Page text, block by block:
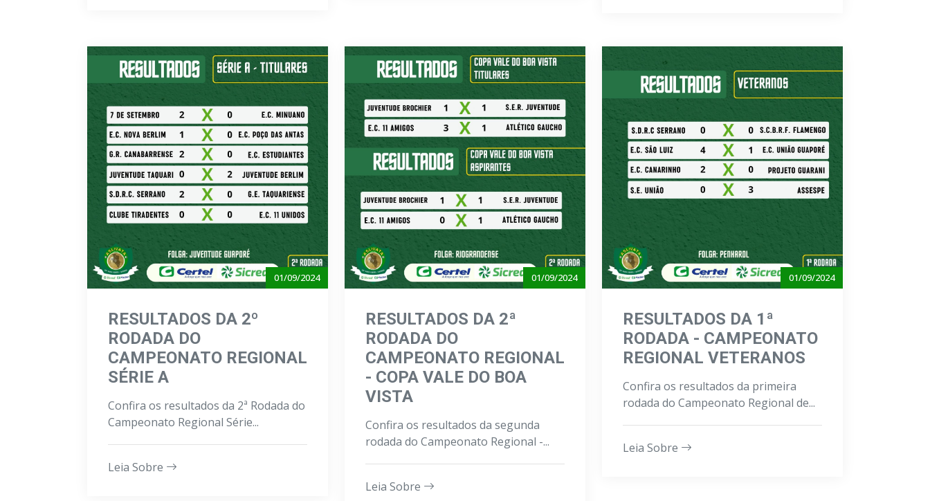
01/09/2024
RESULTADOS DA 2º
RODADA DO
CAMPEONATO REGIONAL
SÉRIE A
Confira os resultados da 2ª Rodada do
Campeonato Regional Série...
Leia Sobre
01/09/2024
RESULTADOS DA 2ª
RODADA DO
CAMPEONATO REGIONAL
- COPA VALE DO BOA
VISTA
Confira os resultados da segunda
rodada do Campeonato Regional -...
Leia Sobre
01/09/2024
RESULTADOS DA 1ª
RODADA - CAMPEONATO
REGIONAL VETERANOS
Confira os resultados da primeira
rodada do Campeonato Regional de...
Leia Sobre